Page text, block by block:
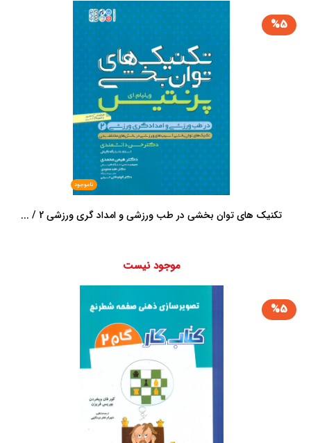
%5
ناموجود
تکنیک های توان بخشی در طب ورزشی و امداد گری ورزشی 2 / ...
موجود نیست
%5